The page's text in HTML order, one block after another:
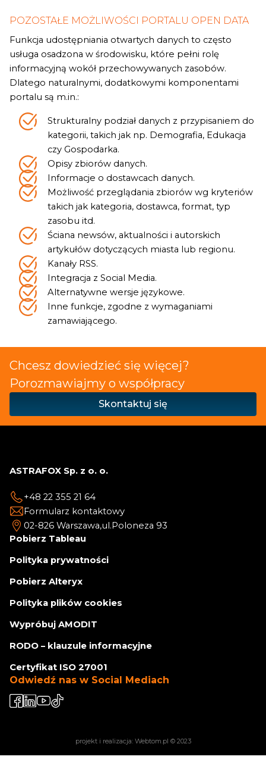
POZOSTAŁE MOŻLIWOŚCI PORTALU OPEN DATA
Funkcja udostępniania otwartych danych to często
usługa osadzona w środowisku, które pełni rolę
informacyjną wokół przechowywanych zasobów.
Dlatego naturalnymi, dodatkowymi komponentami
portalu są m.in.:
Strukturalny podział danych z przypisaniem do
kategorii, takich jak np. Demografia, Edukacja
czy Gospodarka.
Opisy zbiorów danych.
Informacje o dostawcach danych.
Możliwość przeglądania zbiorów wg kryteriów
takich jak kategoria, dostawca, format, typ
zasobu itd.
Ściana newsów, aktualności i autorskich
artykułów dotyczących miasta lub regionu.
Kanały RSS.
Integracja z Social Media.
Alternatywne wersje językowe.
Inne funkcje, zgodne z wymaganiami
zamawiającego.
Chcesz dowiedzieć się więcej?
Porozmawiajmy o współpracy
Skontaktuj się
ASTRAFOX Sp. z o. o.
+48 22 355 21 64
Formularz kontaktowy
02-826 Warszawa,ul.Poloneza 93
Pobierz Tableau
Polityka prywatności
Pobierz Alteryx
Polityka plików cookies
Wypróbuj AMODIT
RODO – klauzule informacyjne
Certyfikat ISO 27001
Odwiedź nas w Social Mediach
projekt i realizacja: Webtom.pl © 2023